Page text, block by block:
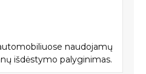
naudojamų
išdėstymo palyginimas.